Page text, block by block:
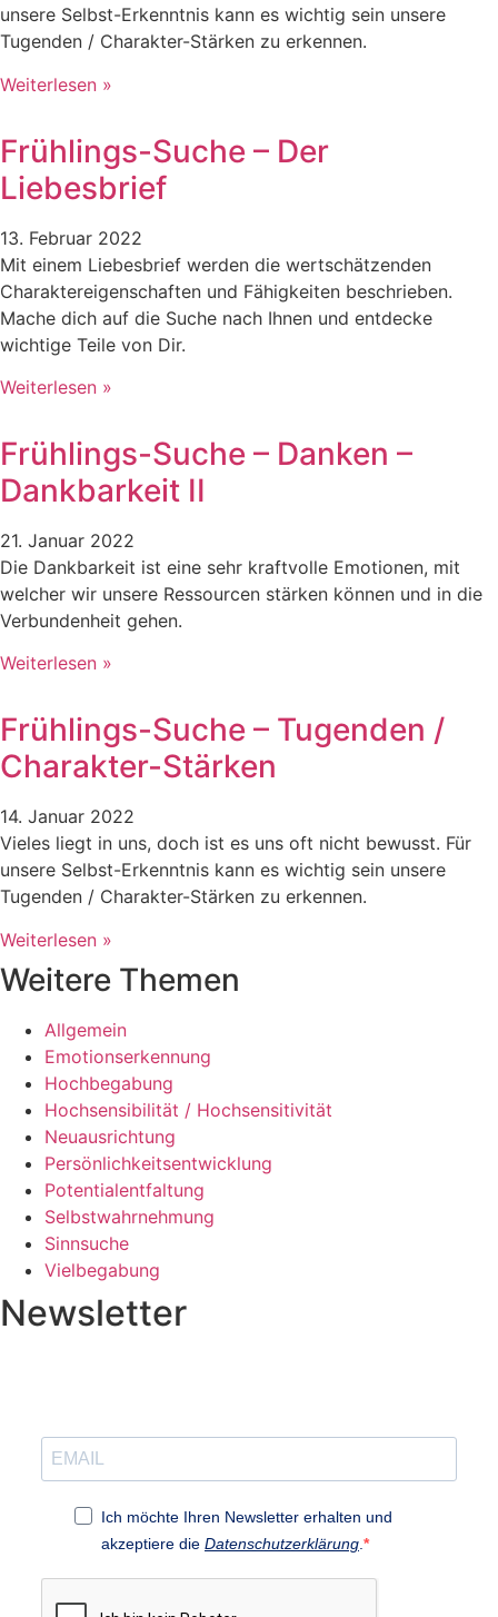
unsere Selbst-Erkenntnis kann es wichtig sein unsere
Tugenden / Charakter-Stärken zu erkennen.
Weiterlesen »
Frühlings-Suche – Der
Liebesbrief
13. Februar 2022
Mit einem Liebesbrief werden die wertschätzenden
Charaktereigenschaften und Fähigkeiten beschrieben.
Mache dich auf die Suche nach Ihnen und entdecke
wichtige Teile von Dir.
Weiterlesen »
Frühlings-Suche – Danken –
Dankbarkeit II
21. Januar 2022
Die Dankbarkeit ist eine sehr kraftvolle Emotionen, mit
welcher wir unsere Ressourcen stärken können und in die
Verbundenheit gehen.
Weiterlesen »
Frühlings-Suche – Tugenden /
Charakter-Stärken
14. Januar 2022
Vieles liegt in uns, doch ist es uns oft nicht bewusst. Für
unsere Selbst-Erkenntnis kann es wichtig sein unsere
Tugenden / Charakter-Stärken zu erkennen.
Weiterlesen »
Weitere Themen
Allgemein
Emotionserkennung
Hochbegabung
Hochsensibilität / Hochsensitivität
Neuausrichtung
Persönlichkeitsentwicklung
Potentialentfaltung
Selbstwahrnehmung
Sinnsuche
Vielbegabung
Newsletter
Ich möchte Ihren Newsletter erhalten und
akzeptiere die Datenschutzerklärung